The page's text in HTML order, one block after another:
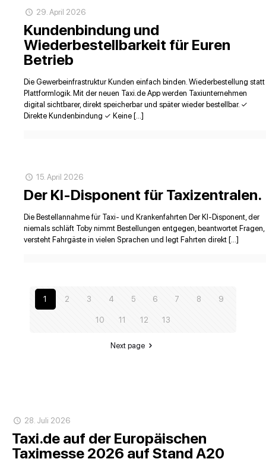
29. April 2026
Kundenbindung und
Wiederbestellbarkeit für Euren
Betrieb
Die Gewerbeinfrastruktur Kunden einfach binden. Wiederbestellung statt
Plattformlogik. Mit der neuen Taxi.de App werden Taxiunternehmen
digital sichtbarer, direkt speicherbar und später wieder bestellbar. ✓
Direkte Kundenbindung ✓ Keine […]
15. April 2026
Der KI‑Disponent für Taxizentralen.
Die Bestellannahme für Taxi- und Krankenfahrten Der KI-Disponent, der
niemals schläft Toby nimmt Bestellungen entgegen, beantwortet Fragen,
versteht Fahrgäste in vielen Sprachen und legt Fahrten direkt […]
1 2 3 4 5 6 7 8 9
10 11 12 13
Next page
28. Juli 2026
Taxi.de auf der Europäischen
Taximesse 2026 auf Stand A20